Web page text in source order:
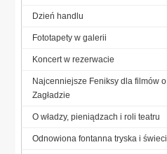
Dzień handlu
Fototapety w galerii
Koncert w rezerwacie
Najcenniejsze Feniksy dla filmów o
Zagładzie
O władzy, pieniądzach i roli teatru
Odnowiona fontanna tryska i świeci